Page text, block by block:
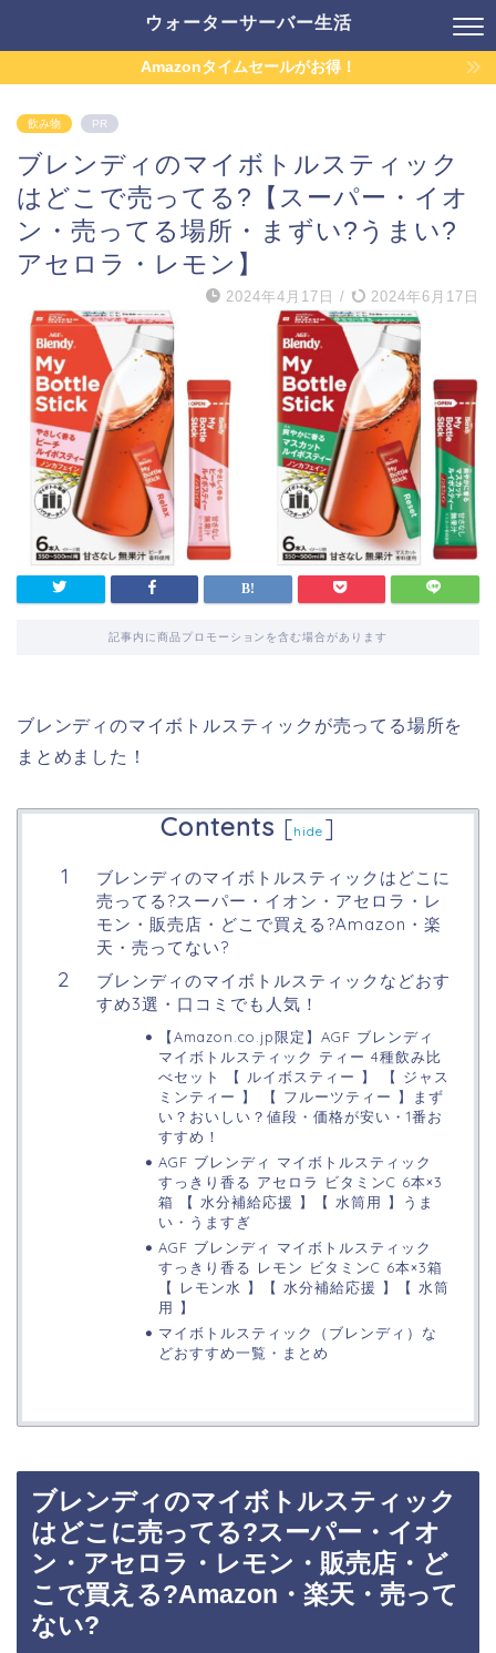
ウォーターサーバー生活
Amazonタイムセールがお得！
飲み物 PR
ブレンディのマイボトルスティック
はどこで売ってる?【スーパー・イオ
ン・売ってる場所・まずい?うまい?
アセロラ・レモン】
2024年4月17日 / 2024年6月17日
記事内に商品プロモーションを含む場合があります
ブレンディのマイボトルスティックが売ってる場所を
まとめました！
Contents [hide ]
ブレンディのマイボトルスティックはどこに
売ってる?スーパー・イオン・アセロラ・レ
モン・販売店・どこで買える?Amazon・楽
天・売ってない?
ブレンディのマイボトルスティックなどおす
すめ3選・口コミでも人気！
【Amazon.co.jp限定】AGF ブレンディ
マイボトルスティック ティー 4種飲み比
べセット 【 ルイボスティー 】 【 ジャス
ミンティー 】 【 フルーツティー 】まず
い？おいしい？値段・価格が安い・1番お
すすめ！
AGF ブレンディ マイボトルスティック
すっきり香る アセロラ ビタミンC 6本×3
箱 【 水分補給応援 】【 水筒用 】うま
い・うますぎ
AGF ブレンディ マイボトルスティック
すっきり香る レモン ビタミンC 6本×3箱
【 レモン水 】【 水分補給応援 】【 水筒
用 】
マイボトルスティック（ブレンディ）な
どおすすめ一覧・まとめ
ブレンディのマイボトルスティック
はどこに売ってる?スーパー・イオ
ン・アセロラ・レモン・販売店・ど
こで買える?Amazon・楽天・売って
ない?